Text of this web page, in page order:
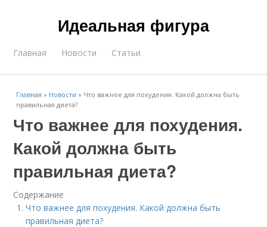
Идеальная фигура
Главная Новости Статьи
Главная » Новости » Что важнее для похудения. Какой должна быть
правильная диета?
Что важнее для похудения.
Какой должна быть
правильная диета?
Содержание
Что важнее для похудения. Какой должна быть
правильная диета?